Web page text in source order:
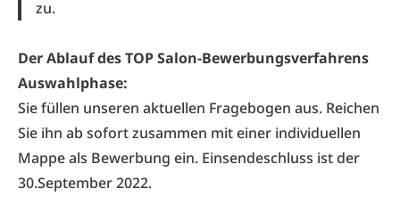
zu.
Der Ablauf des TOP Salon-Bewerbungsverfahrens
Auswahlphase:
Sie füllen unseren aktuellen Fragebogen aus. Reichen
Sie ihn ab sofort zusammen mit einer individuellen
Mappe als Bewerbung ein. Einsendeschluss ist der
30.September 2022.